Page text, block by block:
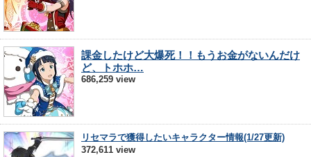
課金したけど大爆死！！もうお金がないんだけ
ど、トホホ…
686,259 view
リセマラで獲得したいキャラクター情報(1/27更新)
372,611 view